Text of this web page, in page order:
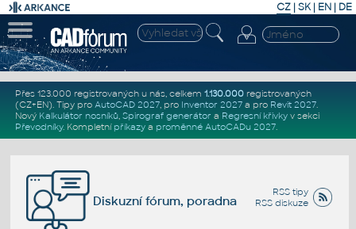
CZ | SK| EN | DE
Přes 123.000 registrovaných u nás, celkem 1.130.000registrovaných
(CZ+EN). Tipy pro AutoCAD 2027, pro Inventor 2027a pro Revit 2027.
Nový Kalkulátor nosníků, Spirograf generátor a Regresní křivkyv sekci
Převodníky. Kompletní příkazya proměnné AutoCADu 2027.
RSS tipy
RSS diskuze
Diskuzní fórum, poradna